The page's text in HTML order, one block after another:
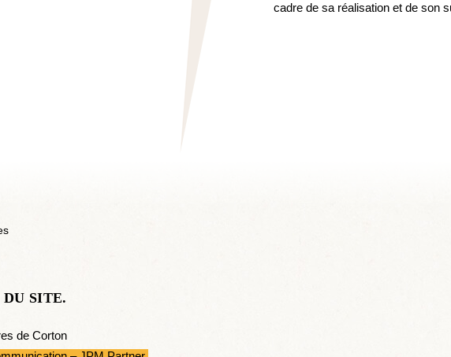
cadre de sa réalisation et de son
DU SITE.
de Corton